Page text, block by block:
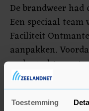
Toestemming
De brandweer
Een speciaal
Faciliteit
aanpakken.
onderzocht, moet
productieproces
politie.